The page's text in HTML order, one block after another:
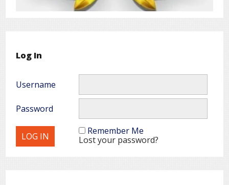
Log In
Username
Password
Remember Me
Lost your password?